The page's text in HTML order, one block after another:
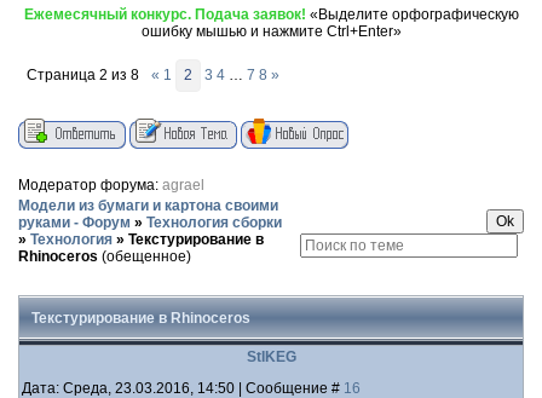
Ежемесячный конкурс. Подача заявок! «Выделите орфографическую
ошибку мышью и нажмите Ctrl+Enter»
Страница 2 из 8 « 1 2 3 4 … 7 8 »
Модератор форума: agrael
Модели из бумаги и картона своими
руками - Форум » Технология сборки
» Технология » Текстурирование в
Rhinoceros (обещенное)
Текстурирование в Rhinoceros
StIKEG
Дата: Среда, 23.03.2016, 14:50 | Сообщение # 16